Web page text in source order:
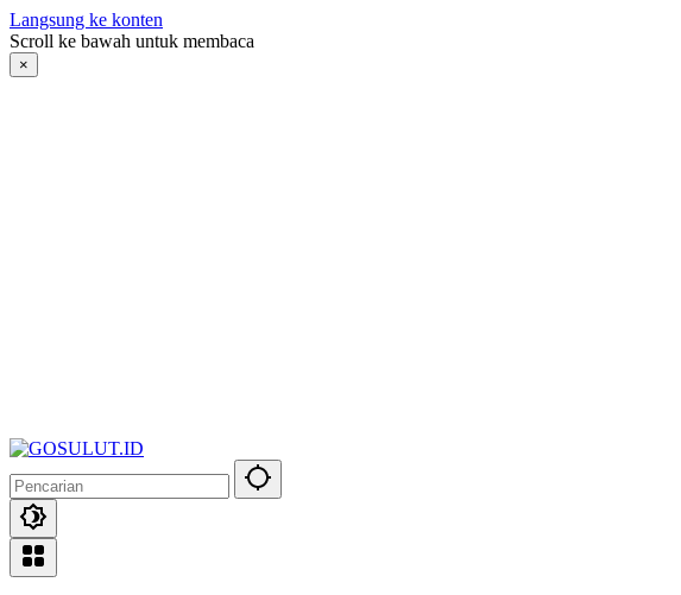
Langsung ke konten
Scroll ke bawah untuk membaca
×